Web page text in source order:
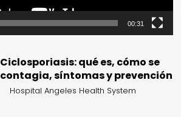
00:31
Ciclosporiasis: qué es, cómo se
contagia, síntomas y prevención
Hospital Angeles Health System